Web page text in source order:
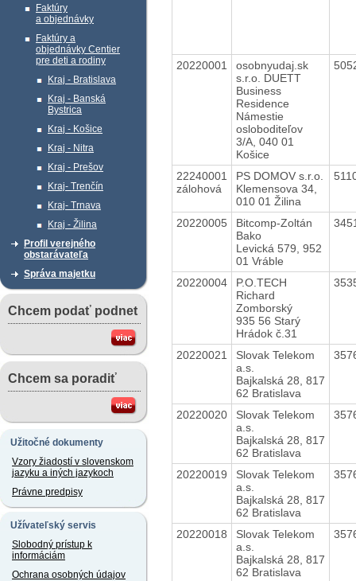
Faktúry
a objednávky
Faktúry a
objednávky Centier
pre deti a rodiny
Kraj - Bratislava
Kraj - Banská
Bystrica
Kraj - Košice
Kraj - Nitra
Kraj - Prešov
Kraj- Trenčín
Kraj- Trnava
Kraj - Žilina
Profil verejného
obstarávateľa
Správa majetku
Chcem podať podnet
Chcem sa poradiť
Užitočné dokumenty
Vzory žiadostí v slovenskom
jazyku a iných jazykoch
Právne predpisy
Užívateľský servis
Slobodný prístup k
informáciám
Ochrana osobných údajov
20220001
osobnyudaj.sk
s.r.o. DUETT
Business
Residence
Námestie
osloboditeľov
3/A, 040 01
Košice
22240001
zálohová
PS DOMOV s.r.o.
Klemensova 34,
010 01 Žilina
20220005
Bitcomp-Zoltán
Bako
Levická 579, 952
01 Vráble
20220004
P.O.TECH
Richard
Zomborský
935 56 Starý
Hrádok č.31
20220021
Slovak Telekom
a.s.
Bajkalská 28, 817
62 Bratislava
20220020
Slovak Telekom
a.s.
Bajkalská 28, 817
62 Bratislava
20220019
Slovak Telekom
a.s.
Bajkalská 28, 817
62 Bratislava
20220018
Slovak Telekom
a.s.
Bajkalská 28, 817
62 Bratislava